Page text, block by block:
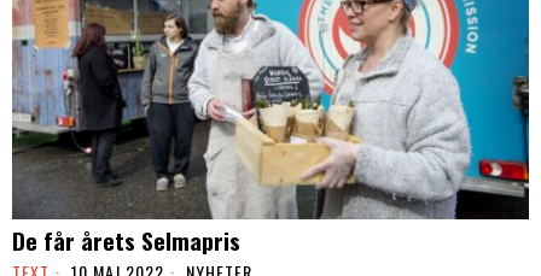
De får årets Selmapris